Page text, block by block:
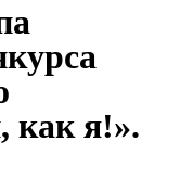
как я!».